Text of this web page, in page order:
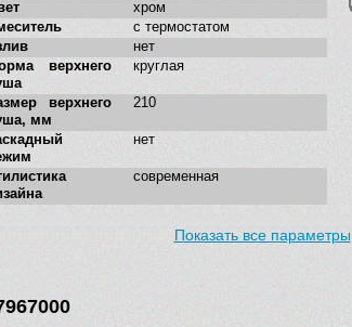
хром
с термостатом
нет
верхнего
круглая
верхнего
мм
210
нет
современная
Показать все параметры